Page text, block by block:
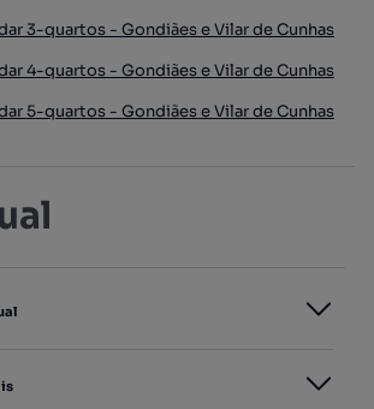
3-quartos - Gondiães e Vilar de Cunhas
4-quartos - Gondiães e Vilar de Cunhas
5-quartos - Gondiães e Vilar de Cunhas